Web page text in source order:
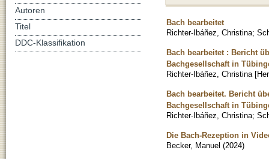
Bach bearbeitet
Richter-Ibáñez, Christina;
Bach bearbeitet : Bericht
Bachgesellschaft in
Richter-Ibáñez, Christina
Bach bearbeitet. Bericht
Bachgesellschaft in
Richter-Ibáñez, Christina;
Die Bach-Rezeption in
Becker, Manuel (2024)
Autoren
Titel
DDC-Klassifikation